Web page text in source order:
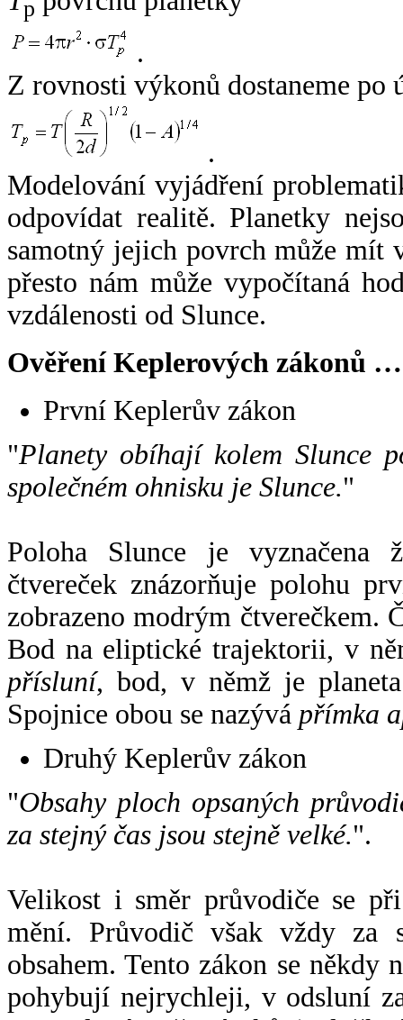
p
.
Z rovnosti výkonů dostaneme po
.
Modelování vyjádření
odpovídat realitě. Planetky
samotný jejich povrch může mít
přesto nám může vypočítaná
vzdálenosti od Slunce.
Ověření Keplerových zákonů …
První Keplerův zákon
"Planety obíhají kolem Slunce
společném ohnisku je Slunce."
Poloha Slunce je vyznačena
čtvereček znázorňuje polohu
zobrazeno modrým čtverečkem.
Bod na eliptické trajektorii, v
přísluní, bod, v němž je
Spojnice obou se nazývá přímka
Druhý Keplerův zákon
"Obsahy ploch opsaných
za stejný čas jsou stejně velké.".
Velikost i směr průvodiče se
mění. Průvodič však vždy za
obsahem. Tento zákon se někdy
pohybují nejrychleji, v odsluní